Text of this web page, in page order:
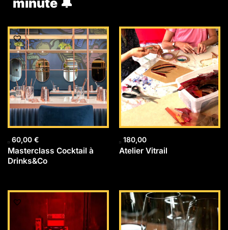
60,00 €
Masterclass Cocktail à
Drinks&Co
180,00
Atelier Vitrail